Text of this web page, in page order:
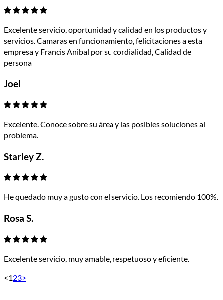
Excelente servicio, oportunidad y calidad en los productos y
servicios. Camaras en funcionamiento, felicitaciones a esta
empresa y Francis Anibal por su cordialidad, Calidad de
persona
Joel
Excelente. Conoce sobre su área y las posibles soluciones al
problema.
Starley Z.
He quedado muy a gusto con el servicio. Los recomiendo 100%.
Rosa S.
Excelente servicio, muy amable, respetuoso y eficiente.
<123>